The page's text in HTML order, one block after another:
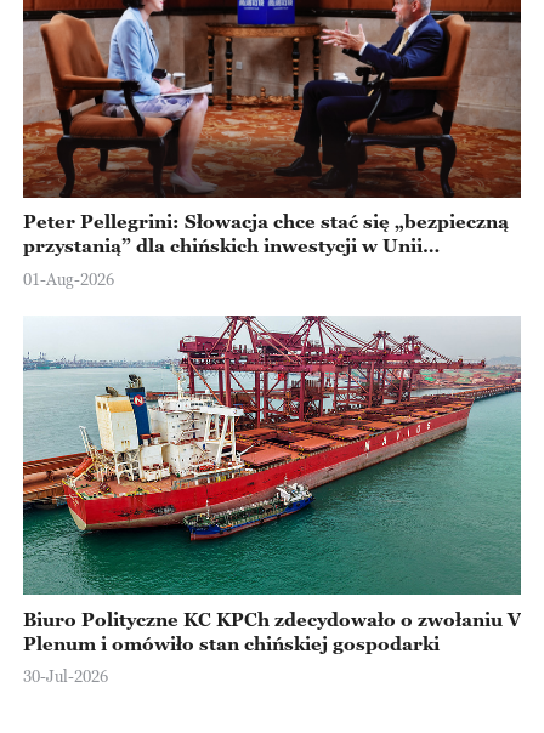
Peter Pellegrini: Słowacja chce stać się „bezpieczną
przystanią” dla chińskich inwestycji w Unii
Europejskiej
01-Aug-2026
Biuro Polityczne KC KPCh zdecydowało o zwołaniu V
Plenum i omówiło stan chińskiej gospodarki
30-Jul-2026